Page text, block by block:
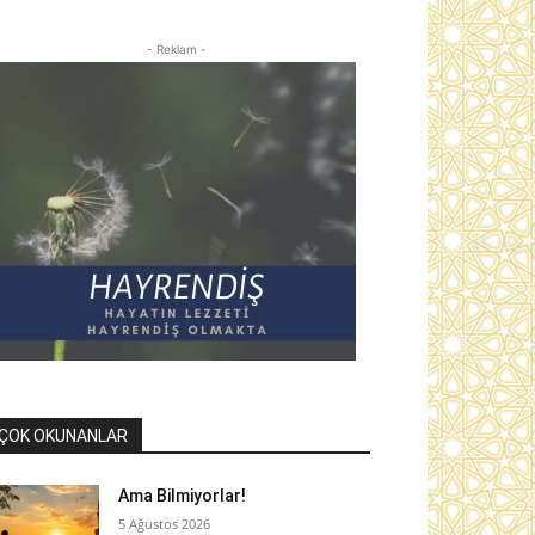
- Reklam -
OKUNANLAR
Ama Bilmiyorlar!
5 Ağustos 2026